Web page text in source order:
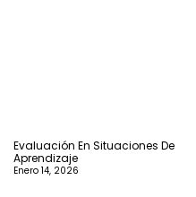
Evaluación En Situaciones De
Aprendizaje
Enero 14, 2026